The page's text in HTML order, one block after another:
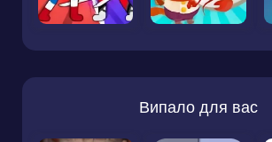
Випало для вас